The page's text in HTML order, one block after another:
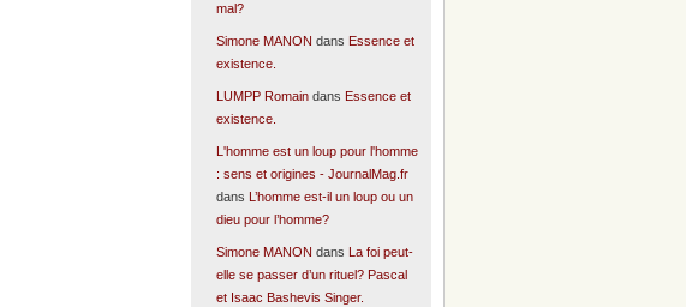
mal?
Simone MANON dans Essence et
existence.
LUMPP Romaindans Essence et
existence.
L'homme est un loup pour l'homme
: sens et origines - JournalMag.fr
dans
L’homme est-il un loup ou un
dieu pour l’homme?
Simone MANON dans
La foi peut-
elle se passer d’un rituel? Pascal
et Isaac Bashevis Singer.